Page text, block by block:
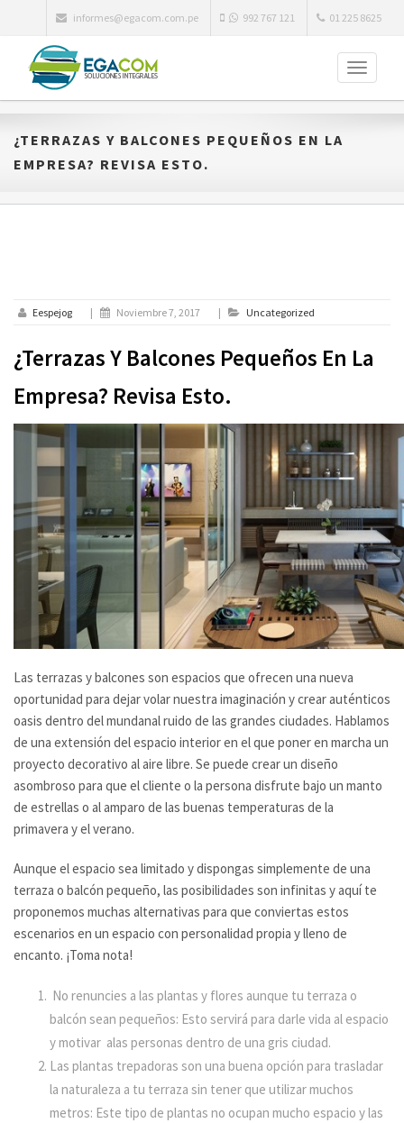
informes@egacom.com.pe 992 767 121 01 225 8625
Toggle
¿TERRAZAS Y BALCONES PEQUEÑOS EN LA
EMPRESA? REVISA ESTO.
Eespejog | Noviembre 7, 2017 | Uncategorized
¿Terrazas Y Balcones Pequeños En La
Empresa? Revisa Esto.
Las terrazas y balcones son espacios que ofrecen una nueva
oportunidad para dejar volar nuestra imaginación y crear auténticos
oasis dentro del mundanal ruido de las grandes ciudades. Hablamos
de una extensión del espacio interior en el que poner en marcha un
proyecto decorativo al aire libre. Se puede crear un diseño
asombroso para que el cliente o la persona disfrute bajo un manto
de estrellas o al amparo de las buenas temperaturas de la
primavera y el verano.
Aunque el espacio sea limitado y dispongas simplemente de una
terraza o balcón pequeño, las posibilidades son infinitas y aquí te
proponemos muchas alternativas para que conviertas estos
escenarios en un espacio con personalidad propia y lleno de
encanto. ¡Toma nota!
No renuncies a las plantas y flores aunque tu terraza o
balcón sean pequeños: Esto servirá para darle vida al espacio
y motivar alas personas dentro de una gris ciudad.
Las plantas trepadoras son una buena opción para trasladar
la naturaleza a tu terraza sin tener que utilizar muchos
metros: Este tipo de plantas no ocupan mucho espacio y las